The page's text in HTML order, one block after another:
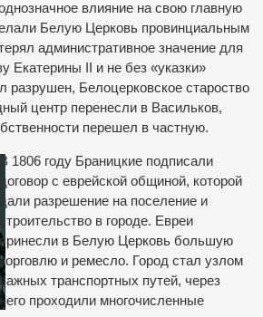
влияние на свою главную
Белую Церковь провинциальным
административное значение для
Екатерины ІІ и не без «указки»
разрушен, Белоцерковское староство
центр перенесли в Васильков,
перешел в частную.
В 1806 году Браницкие подписали
договор с еврейской общиной, которой
дали разрешение на поселение и
строительство в городе. Евреи
принесли в Белую Церковь большую
торговлю и ремесло. Город стал узлом
важных транспортных путей, через
него проходили многочисленные